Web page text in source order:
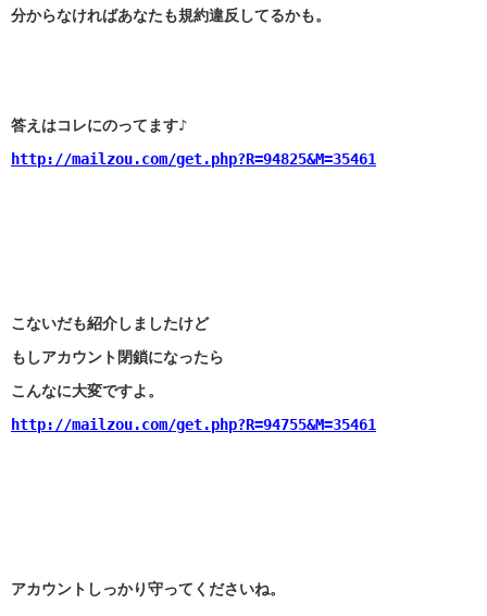
分からなければあなたも規約違反してるかも。
答えはコレにのってます♪
http://mailzou.com/get.php?R=94825&M=35461
こないだも紹介しましたけど
もしアカウント閉鎖になったら
こんなに大変ですよ。
http://mailzou.com/get.php?R=94755&M=35461
アカウントしっかり守ってくださいね。